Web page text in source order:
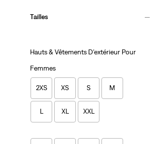
Tailles
Hauts & Vêtements D'extérieur Pour
Femmes
2XS XS S M
L XL XXL